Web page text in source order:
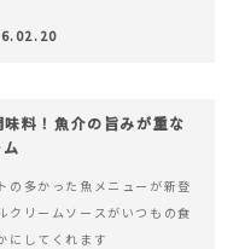
味料！魚介の旨みが重な
の多かった魚メニューが新登
クリームソースがいつもの食
にしてくれます